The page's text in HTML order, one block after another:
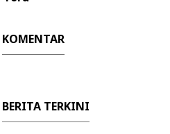
KOMENTAR
BERITA TERKINI